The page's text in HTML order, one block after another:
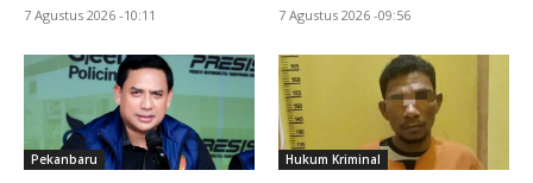
7 Agustus 2026 -10:11 7 Agustus 2026 -09:56
Pekanbaru Hukum Kriminal